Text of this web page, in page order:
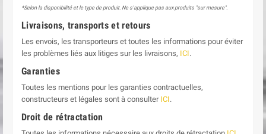
*Selon la disponibilité et le type de produit. Ne s'applique pas aux produits "sur mesure".
Livraisons, transports et retours
Les envois, les transporteurs et toutes les informations pour éviter
les problèmes liés aux litiges sur les livraisons, ICI.
Garanties
Toutes les mentions pour les garanties contractuelles,
constructeurs et légales sont à consulter ICI.
Droit de rétractation